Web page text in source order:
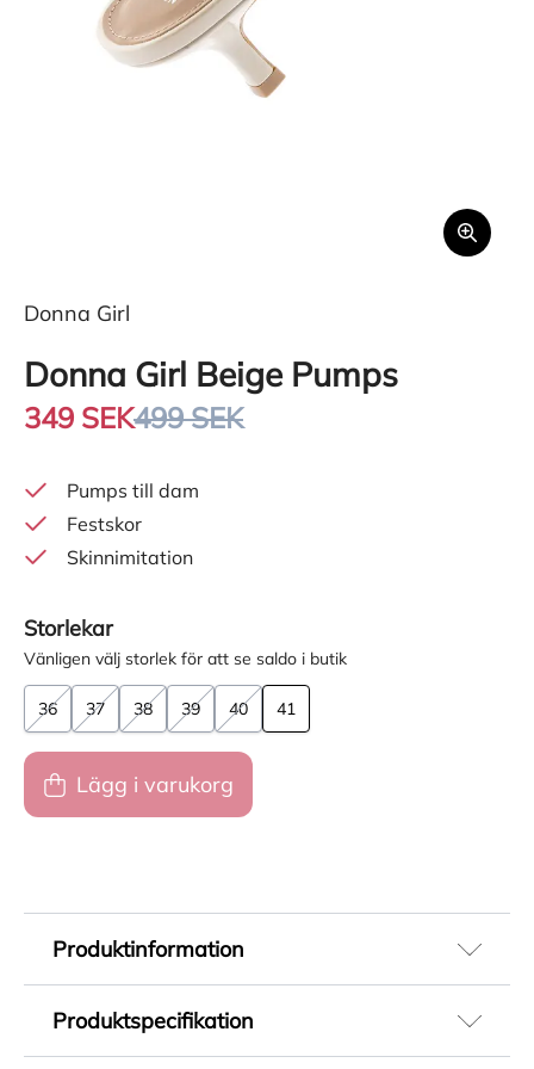
Donna Girl
Donna Girl Beige Pumps
349 SEK499 SEK
Pumps till dam
Festskor
Skinnimitation
Storlekar
Vänligen välj storlek för att se saldo i butik
36 37 38 39 40 41
Lägg i varukorg
Produktinformation
elegant sling-back som ger en feminin och
Produktspecifikation